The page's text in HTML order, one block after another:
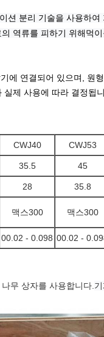
션 분리 기술을 사용하
역류를 피하기 위해먹
에 연결되어 있으며, 원
제 사용에 따라 결정됩
CWJ40 CWJ53
35.5 45
28 35.8
맥스300 맥스300
00.02 - 0.098 00.02 -
무 상자를 사용합니다.